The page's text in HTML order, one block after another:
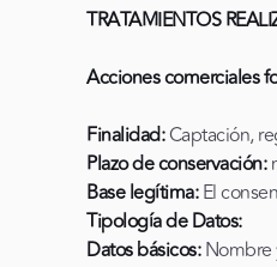
TRATAMIENTOS
Acciones comerciales
Finalidad:Captación,
Plazo de conservación:
Base legítima:El
Tipología de Datos:
Datos básicos:Nombre